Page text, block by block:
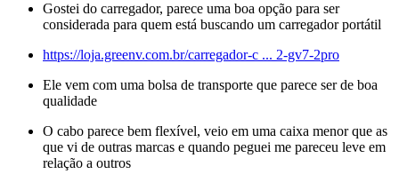
Gostei do carregador, parece uma boa opção para ser
considerada para quem está buscando um carregador portátil
https://loja.greenv.com.br/carregador-c ... 2-gv7-2pro
Ele vem com uma bolsa de transporte que parece ser de boa
qualidade
O cabo parece bem flexível, veio em uma caixa menor que as
que vi de outras marcas e quando peguei me pareceu leve em
relação a outros